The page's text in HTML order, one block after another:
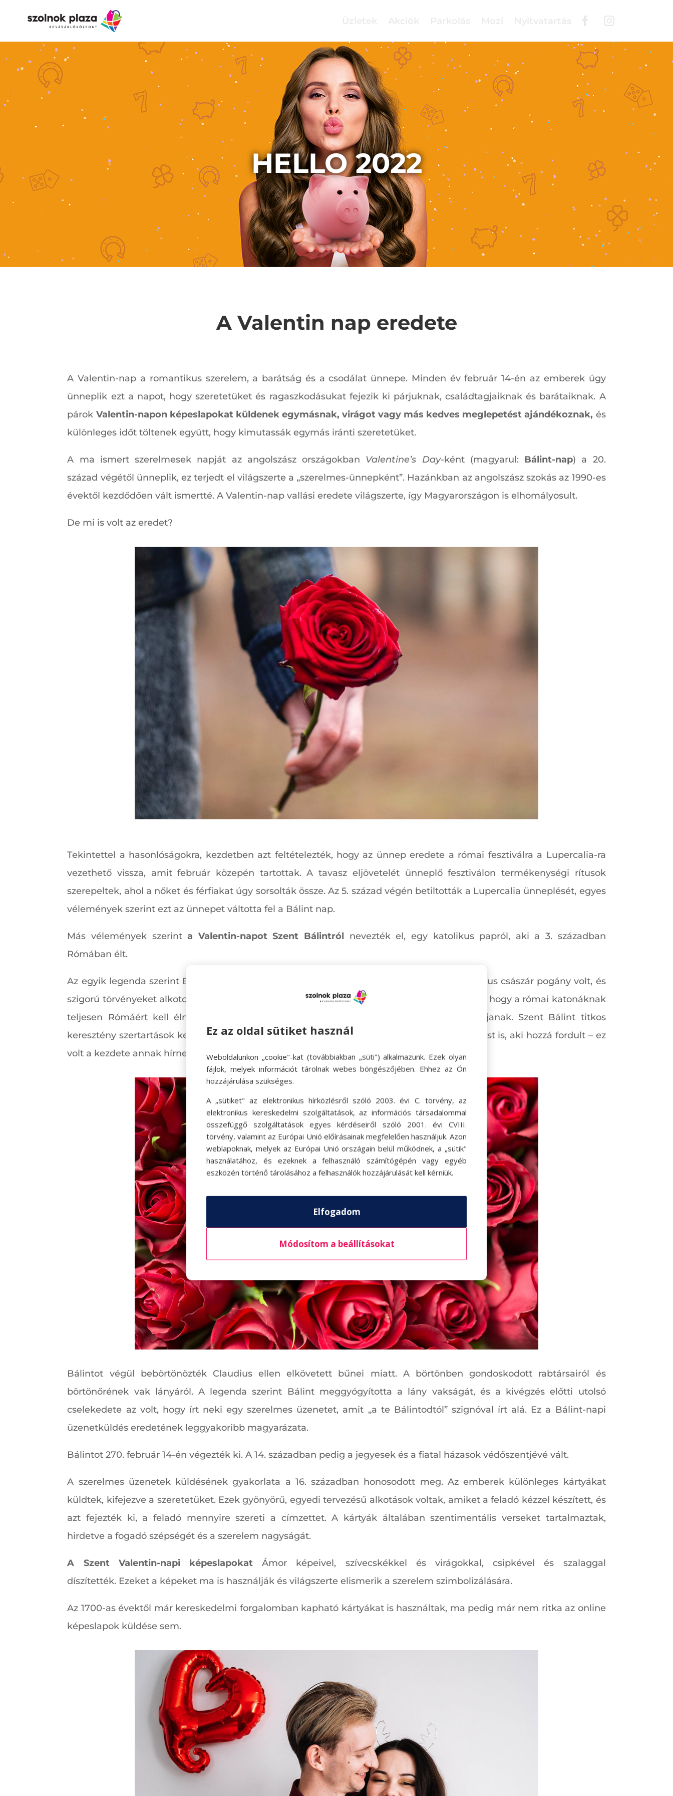
HELLO 2022
A Valentin nap eredete
A Valentin-nap a romantikus szerelem, a barátság és a csodálat ünnepe. Minden év február 14-én az emberek úgy
ünneplik ezt a napot, hogy szeretetüket és ragaszkodásukat fejezik ki párjuknak, családtagjaiknak és barátaiknak. A
párok Valentin-napon képeslapokat küldenek egymásnak, virágot vagy más kedves meglepetést ajándékoznak, és
különleges időt töltenek együtt, hogy kimutassák egymás iránti szeretetüket.
A ma ismert szerelmesek napját az angolszász országokban Valentine’s Day-ként (magyarul: Bálint-nap) a 20.
század végétől ünneplik, ez terjedt el világszerte a „szerelmes-ünnepként”. Hazánkban az angolszász szokás az 1990-es
évektől kezdődően vált ismertté. A Valentin-nap vallási eredete világszerte, így Magyarországon is elhomályosult.
De mi is volt az eredet?
Tekintettel a hasonlóságokra, kezdetben azt feltételezték, hogy az ünnep eredete a római fesztiválra a Lupercalia-ra
vezethető vissza, amit február közepén tartottak. A tavasz eljövetelét ünneplő fesztiválon termékenységi rítusok
szerepeltek, ahol a nőket és férfiakat úgy sorsolták össze. Az 5. század végén betiltották a Lupercalia ünneplését, egyes
vélemények szerint ezt az ünnepet váltotta fel a Bálint nap.
Más vélemények szerinta Valentin-napot Szent Bálintról nevezték el, egy katolikus papról, aki a 3. században
Rómában élt.
Az egyik legenda szerint Bálint élete idején sok római áttért a keresztény hitre, de II. Claudius császár pogány volt, és
szigorú törvényeket alkotott arról, hogy mit tehetnek a keresztények. Claudius úgy gondolta, hogy a római katonáknak
teljesen Rómáért kell élniük, ezért törvényt hozott, ami megakadályozta, hogy házasodjanak. Szent Bálint titkos
keresztény szertartások keretében házasította ezeket a katonákat, és minden más szerelmest is, aki hozzá fordult – ez
volt a kezdete annak hírnevének, hogy hisz a szerelem fontosságában.
Bálintot végül bebörtönözték Claudius ellen elkövetett bűnei miatt. A börtönben gondoskodott rabtársairól és
börtönőrének vak lányáról. A legenda szerint Bálint meggyógyította a lány vakságát, és a kivégzés előtti utolsó
cselekedete az volt, hogy írt neki egy szerelmes üzenetet, amit „a te Bálintodtól” szignóval írt alá. Ez a Bálint-napi
üzenetküldés eredetének leggyakoribb magyarázata.
Bálintot 270. február 14-én végezték ki. A 14. században pedig a jegyesek és a fiatal házasok védőszentjévé vált.
A szerelmes üzenetek küldésének gyakorlata a 16. században honosodott meg. Az emberek különleges kártyákat
küldtek, kifejezve a szeretetüket. Ezek gyönyörű, egyedi tervezésű alkotások voltak, amiket a feladó kézzel készített, és
azt fejezték ki, a feladó mennyire szereti a címzettet. A kártyák általában szentimentális verseket tartalmaztak,
hirdetve a fogadó szépségét és a szerelem nagyságát.
A Szent Valentin-napi képeslapokat Ámor képeivel, szívecskékkel és virágokkal, csipkével és szalaggal
díszítették. Ezeket a képeket ma is használják és világszerte elismerik a szerelem szimbolizálására.
Az 1700-as évektől már kereskedelmi forgalomban kapható kártyákat is használtak, ma pedig már nem ritka az online
képeslapok küldése sem.
Ez az oldal sütiket használ
Weboldalunkon „cookie"-kat (továbbiakban „süti") alkalmazunk. Ezek olyan
fájlok, melyek információt tárolnak webes böngészőjében. Ehhez az Ön
hozzájárulása szükséges.
A „sütiket" az elektronikus hírközlésről szóló 2003. évi C. törvény, az
elektronikus kereskedelmi szolgáltatások, az információs társadalommal
összefüggő szolgáltatások egyes kérdéseiről szóló 2001. évi CVIII.
törvény, valamint az Európai Unió előírásainak megfelelően használjuk. Azon
weblapoknak, melyek az Európai Unió országain belül működnek, a „sütik"
használatához, és ezeknek a felhasználó számítógépén vagy egyéb
eszközén történő tárolásához a felhasználók hozzájárulását kell kérniük.
Elfogadom
Módosítom a beállításokat